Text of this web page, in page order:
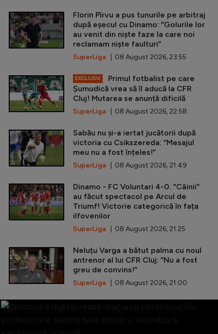
Florin Pîrvu a pus tunurile pe arbitraj
după eșecul cu Dinamo: ”Golurile lor
au venit din niște faze la care noi
reclamam niște faulturi”
SuperLiga | 08 August 2026, 23:55
EXCLUSIV
Primul fotbalist pe care
Șumudică vrea să îl aducă la CFR
Cluj! Mutarea se anunță dificilă
SuperLiga | 08 August 2026, 22:58
Sabău nu și-a iertat jucătorii după
victoria cu Csikszereda: ”Mesajul
meu nu a fost înțeles!”
SuperLiga | 08 August 2026, 21:49
Dinamo - FC Voluntari 4-0. ”Câinii”
au făcut spectacol pe Arcul de
Triumf! Victorie categorică în fața
ilfovenilor
SuperLiga | 08 August 2026, 21:25
Neluțu Varga a bătut palma cu noul
antrenor al lui CFR Cluj: ”Nu a fost
greu de convins!”
SuperLiga | 08 August 2026, 21:00